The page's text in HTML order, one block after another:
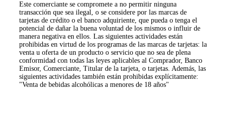
Este comerciante se compromete a no permitir ninguna
transacción que sea ilegal, o se considere por las marcas de
tarjetas de crédito o el banco adquiriente, que pueda o tenga el
potencial de dañar la buena voluntad de los mismos o influir de
manera negativa en ellos. Las siguientes actividades están
prohibidas en virtud de los programas de las marcas de tarjetas: la
venta u oferta de un producto o servicio que no sea de plena
conformidad con todas las leyes aplicables al Comprador, Banco
Emisor, Comerciante, Titular de la tarjeta, o tarjetas. Además, las
siguientes actividades también están prohibidas explícitamente:
"Venta de bebidas alcohólicas a menores de 18 años"